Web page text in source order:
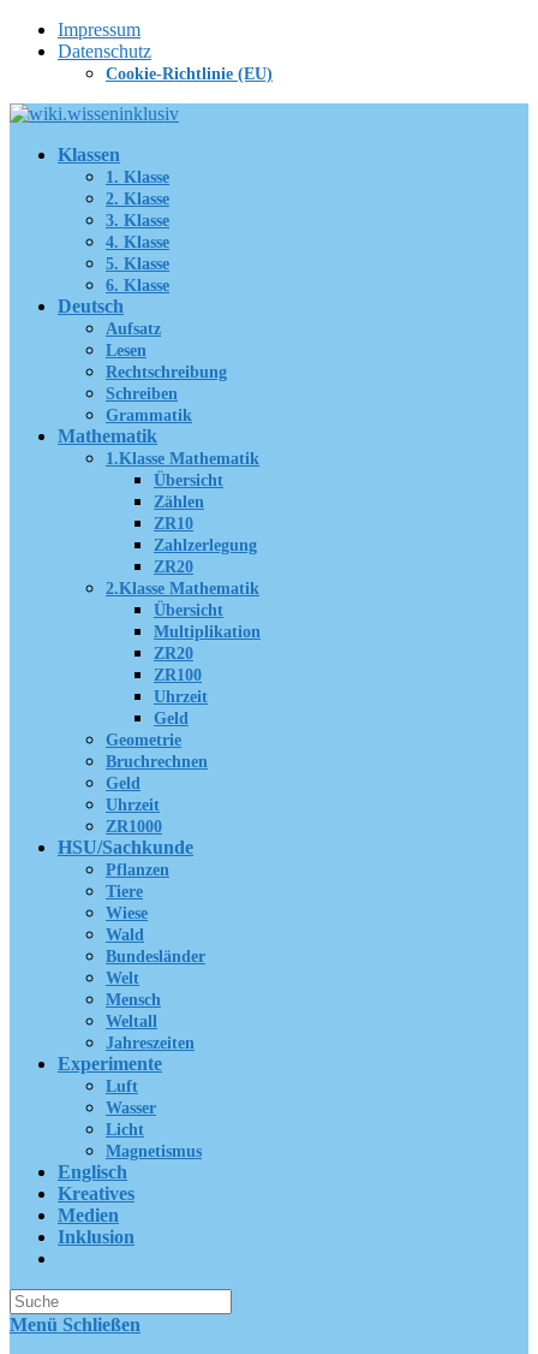
Zum
Inhalt
Impressum
Datenschutz
Cookie-Richtlinie (EU)
Klassen
1. Klasse
2. Klasse
3. Klasse
4. Klasse
5. Klasse
6. Klasse
Deutsch
Aufsatz
Lesen
Rechtschreibung
Schreiben
Grammatik
Mathematik
1.Klasse Mathematik
Übersicht
Zählen
ZR10
Zahlzerlegung
ZR20
2.Klasse Mathematik
Übersicht
Multiplikation
ZR20
ZR100
Uhrzeit
Geld
Geometrie
Bruchrechnen
Geld
Uhrzeit
ZR1000
HSU/Sachkunde
Pflanzen
Tiere
Wiese
Wald
Bundesländer
Welt
Mensch
Weltall
Jahreszeiten
Experimente
Luft
Wasser
Licht
Magnetismus
Englisch
Kreatives
Medien
Inklusion
Suche
nach:
Menü Schließen